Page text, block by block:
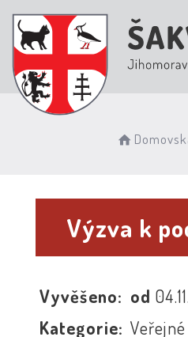
Výzva k
Vyvěšeno: od
Kategorie: